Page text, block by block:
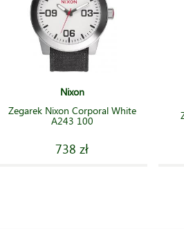
Nixon
Zegarek Nixon Corporal White
A243 100
738 zł